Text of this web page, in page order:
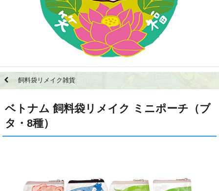
飼料袋リメイク雑貨
ベトナム 飼料袋リメイク ミニポーチ（ブ
タ・8種）